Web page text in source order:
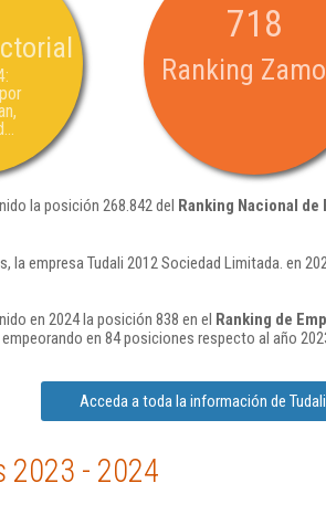
718
Ranking
la posición 268.842 del Ranking Nacional de
la empresa Tudali 2012 Sociedad Limitada. en
en 2024 la posición 838 en el Ranking de
en 84 posiciones respecto al año
Acceda a toda la información de
2023 - 2024